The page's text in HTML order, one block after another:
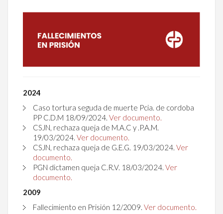
2024
Caso tortura seguda de muerte Pcia. de cordoba
PP C.D.M 18/09/2024. Ver documento.
CSJN, rechaza queja de M.A.C y .P.A.M.
19/03/2024. Ver documento.
CSJN, rechaza queja de G.E.G. 19/03/2024. Ver
documento.
PGN dictamen queja C.R.V. 18/03/2024. Ver
documento.
2009
Fallecimiento en Prisión 12/2009. Ver documento.